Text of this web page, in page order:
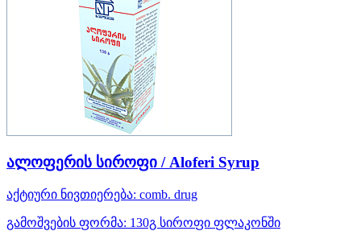
ალოფერის სიროფი / Aloferi Syrup
აქტიური ნივთიერება: comb. drug
გამოშვების ფორმა: 130გ სიროფი ფლაკონში